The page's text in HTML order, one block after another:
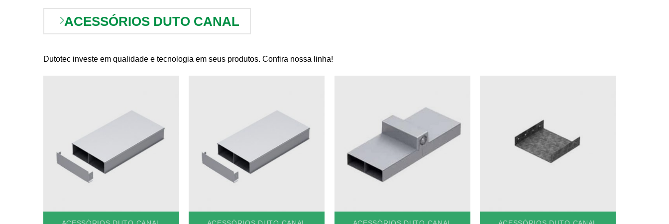
ACESSÓRIOS DUTO CANAL
Dutotec investe em qualidade e tecnologia em seus produtos. Confira nossa linha!